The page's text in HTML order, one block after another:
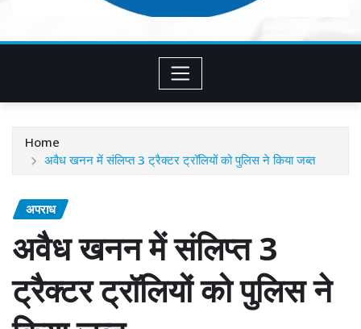
Home
अवैध खनन में संलिप्त 3 ट्रैक्टर ट्रॉलियों को पुलिस ने किया जब्त
अपराध
अवैध खनन में संलिप्त 3
ट्रैक्टर ट्रॉलियों को पुलिस ने